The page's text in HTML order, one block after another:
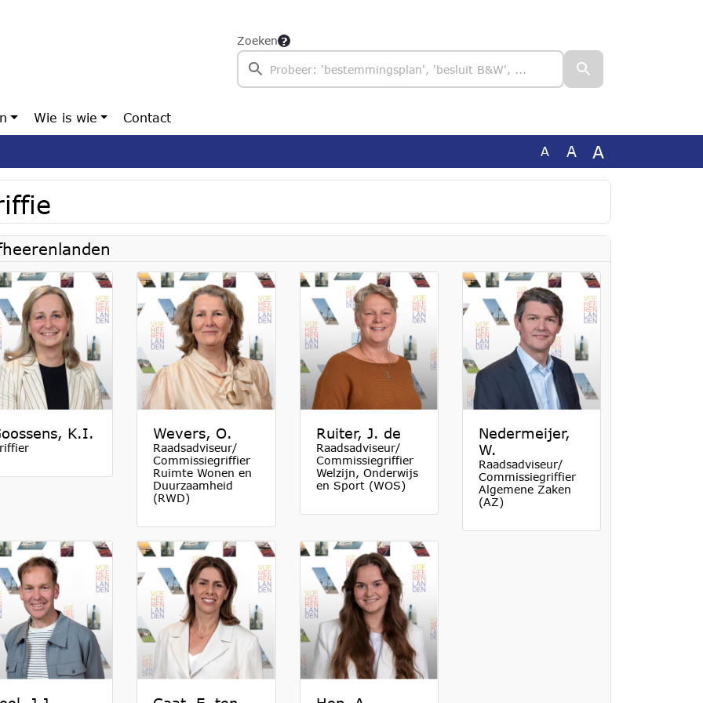
Zoeken
Wie is wie Contact
A A A
K.I. Wevers, O.
Raadsadviseur/
Commissiegriffier
Ruimte Wonen en
Duurzaamheid
(RWD)
Ruiter, J. de
Raadsadviseur/
Commissiegriffier
Welzijn, Onderwijs
en Sport (WOS)
Nedermeijer,
W.
Raadsadviseur/
Commissiegriffier
Algemene Zaken
(AZ)